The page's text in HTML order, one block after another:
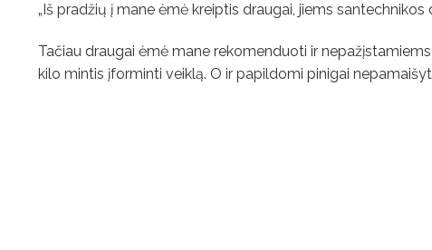
„Iš pradžių į mane ėmė kreiptis draugai, jiems
Tačiau draugai ėmė mane rekomenduoti ir
kilo mintis įforminti veiklą. O ir papildomi pinigai